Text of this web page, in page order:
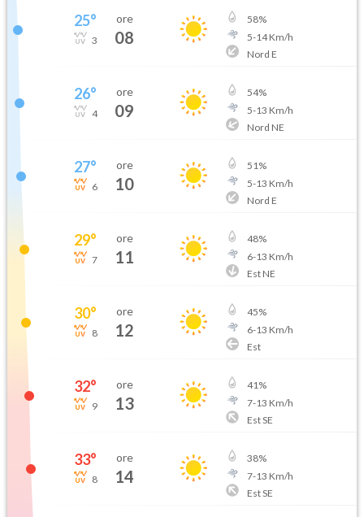
25°
3
ore
08
58%
5-14Km/h
Nord E
26°
4
ore
09
54%
5-13 Km/h
Nord NE
27°
6
ore
10
51%
5-13 Km/h
Nord E
29°
7
ore
11
48%
6-13 Km/h
Est NE
30°
8
ore
12
45%
6-13 Km/h
Est
32°
9
ore
13
41%
7-13 Km/h
Est SE
33°
8
ore
14
38%
7-13 Km/h
Est SE